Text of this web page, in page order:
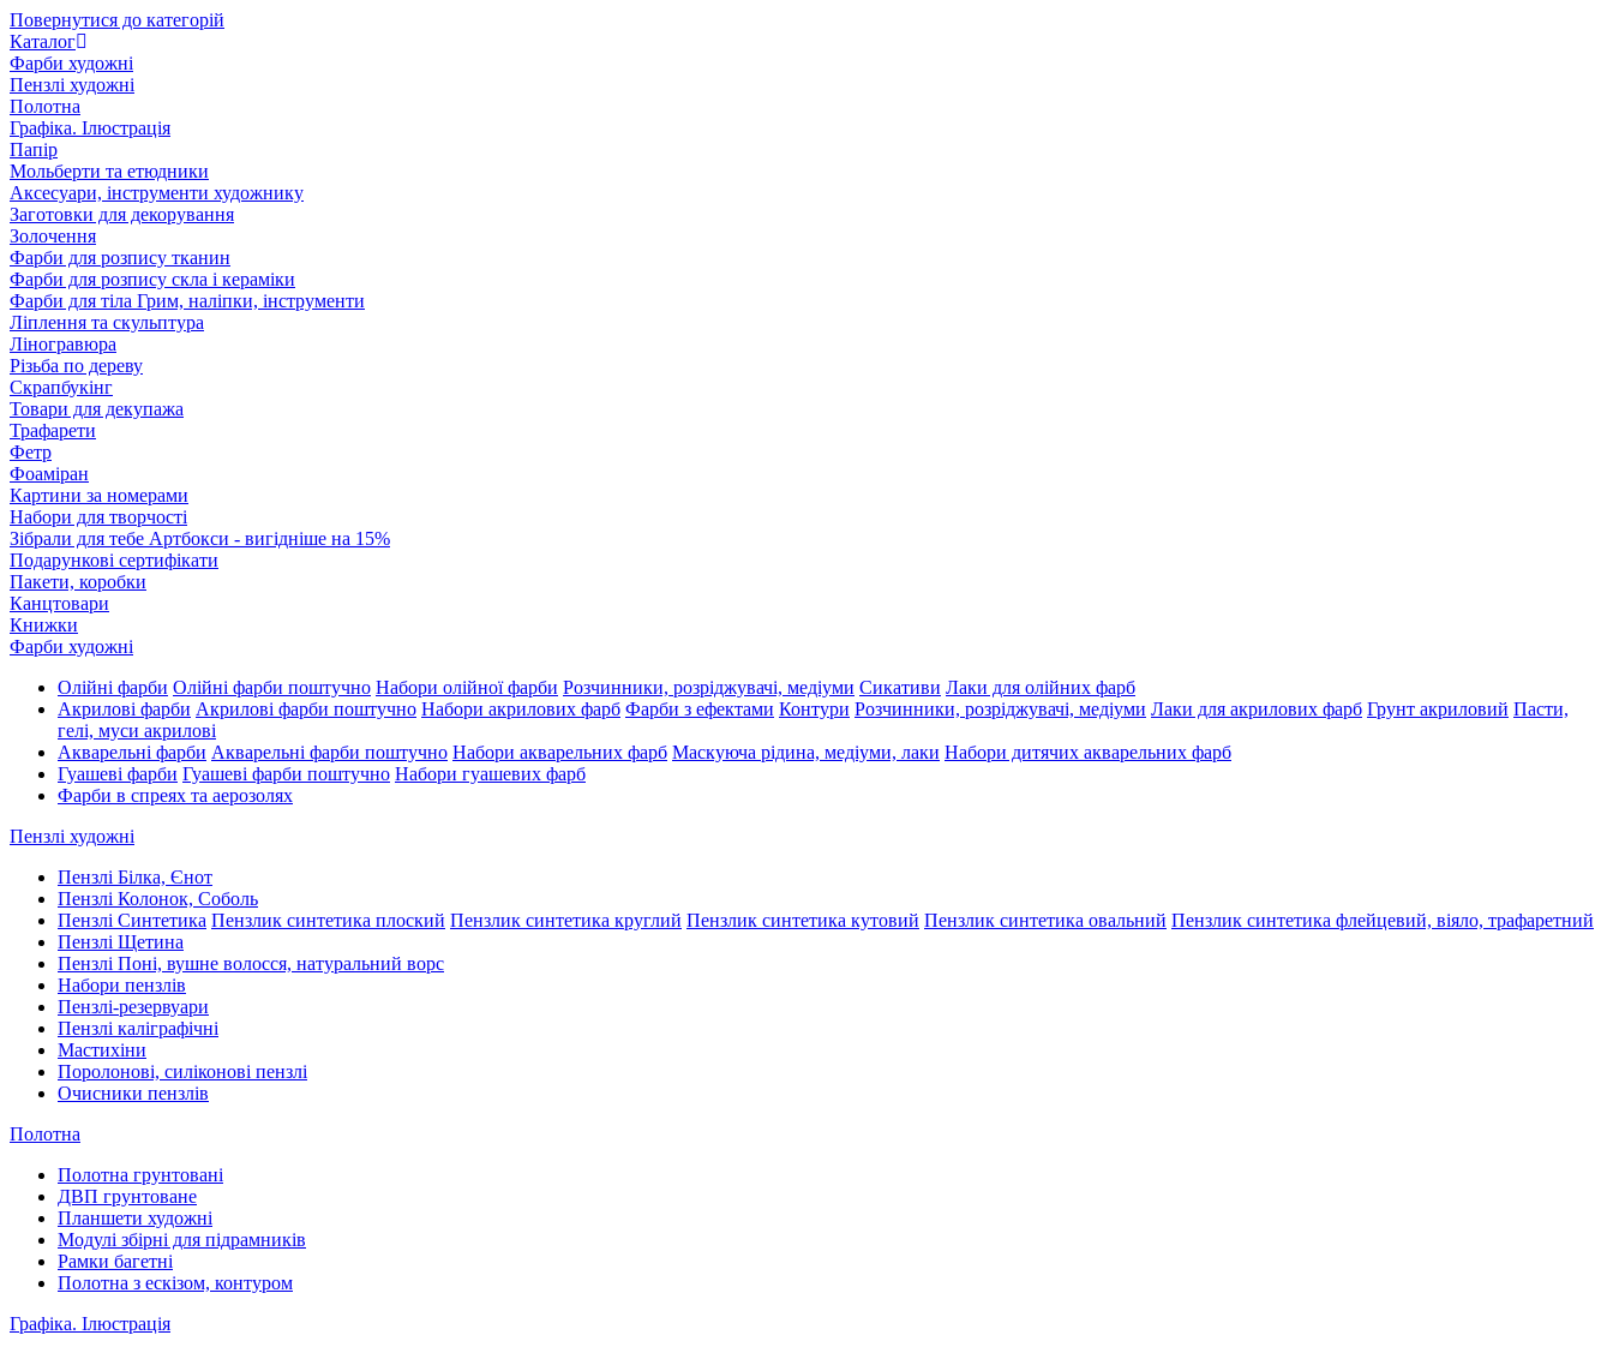
Повернутися до категорій
Каталог
Фарби художні
Пензлі художні
Полотна
Графіка. Ілюстрація
Папір
Мольберти та етюдники
Аксесуари, інструменти художнику
Заготовки для декорування
Золочення
Фарби для розпису тканин
Фарби для розпису скла і кераміки
Фарби для тіла Грим, наліпки, інструменти
Ліплення та скульптура
Ліногравюра
Різьба по дереву
Скрапбукінг
Товари для декупажа
Трафарети
Фетр
Фоаміран
Картини за номерами
Набори для творчості
Зібрали для тебе Артбокси - вигідніше на 15%
Подарункові сертифікати
Пакети, коробки
Канцтовари
Книжки
Фарби художні
Олійні фарби Олійні фарби поштучно Набори олійної фарби Розчинники, розріджувачі, медіуми Сикативи Лаки для олійних фарб
Акрилові фарби Акрилові фарби поштучно Набори акрилових фарб Фарби з ефектами Контури Розчинники, розріджувачі, медіуми Лаки для акрилових фарб Грунт акриловий Пасти,
гелі, муси акрилові
Акварельні фарби Акварельні фарби поштучно Набори акварельних фарб Маскуюча рідина, медіуми, лаки Набори дитячих акварельних фарб
Гуашеві фарби Гуашеві фарби поштучно Набори гуашевих фарб
Фарби в спреях та аерозолях
Пензлі художні
Пензлі Білка, Єнот
Пензлі Колонок, Соболь
Пензлі Синтетика Пензлик синтетика плоский Пензлик синтетика круглий Пензлик синтетика кутовий Пензлик синтетика овальний Пензлик синтетика флейцевий, віяло, трафаретний
Пензлі Щетина
Пензлі Поні, вушне волосся, натуральний ворс
Набори пензлів
Пензлі-резервуари
Пензлі каліграфічні
Мастихіни
Поролонові, силіконові пензлі
Очисники пензлів
Полотна
Полотна грунтовані
ДВП грунтоване
Планшети художні
Модулі збірні для підрамників
Рамки багетні
Полотна з ескізом, контуром
Графіка. Ілюстрація